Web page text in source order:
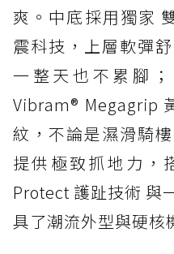
爽。中底採用獨家
震科技，上層軟彈
一整天也不累腳
Vibram® Megagrip
紋，不論是濕滑騎
提供極致抓地力，
Protect 護趾技術 與
具了潮流外型與硬核